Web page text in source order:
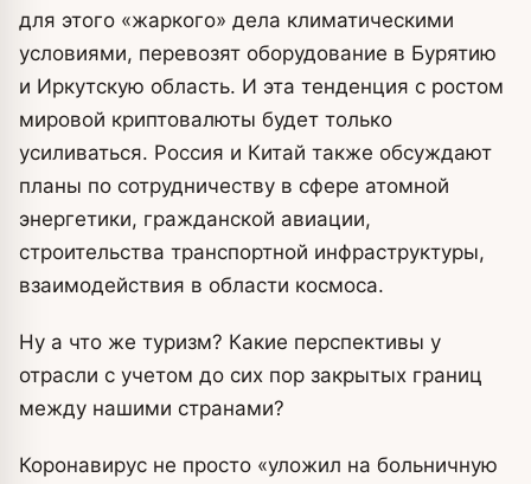
для этого «жаркого» дела климатическими
условиями, перевозят оборудование в Бурятию
и Иркутскую область. И эта тенденция с ростом
мировой криптовалюты будет только
усиливаться. Россия и Китай также обсуждают
планы по сотрудничеству в сфере атомной
энергетики, гражданской авиации,
строительства транспортной инфраструктуры,
взаимодействия в области космоса.
Ну а что же туризм? Какие перспективы у
отрасли с учетом до сих пор закрытых границ
между нашими странами?
Коронавирус не просто «уложил на больничную